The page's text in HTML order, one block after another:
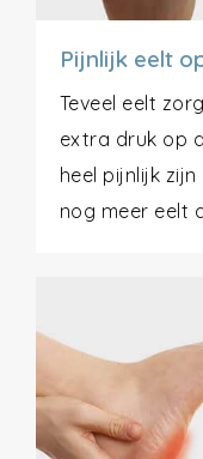
Pijnlijk eelt
Teveel eelt
extra druk op
heel pijnlijk
nog meer eelt